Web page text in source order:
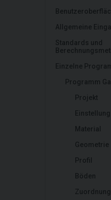
Allgemeine
Standards und
Einzelne
Programm
Projekt
Einstellung
Material
Geometrie
Profil
Böden
Zuordnung